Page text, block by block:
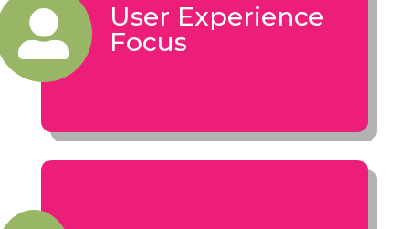
​User Experience
Focus
